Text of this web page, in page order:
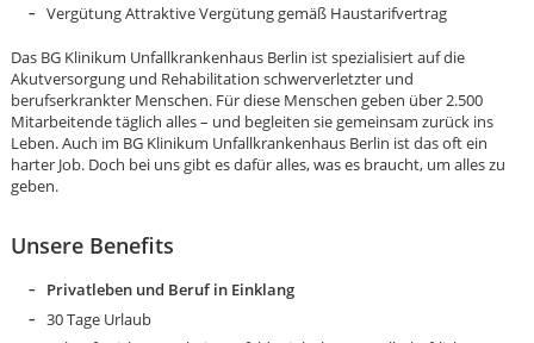
Vergütung Attraktive Vergütung gemäß Haustarifvertrag
Das BG Klinikum Unfallkrankenhaus Berlin ist spezialisiert auf die
Akutversorgung und Rehabilitation schwerverletzter und
berufserkrankter Menschen. Für diese Menschen geben über 2.500
Mitarbeitende täglich alles – und begleiten sie gemeinsam zurück ins
Leben. Auch im BG Klinikum Unfallkrankenhaus Berlin ist das oft ein
harter Job. Doch bei uns gibt es dafür alles, was es braucht, um alles zu
geben.
Unsere Benefits
Privatleben und Beruf in Einklang
30 Tage Urlaub